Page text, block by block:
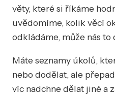
věty, které si říkáme
uvědomíme, kolik věcí
odkládáme, může nás to
Máte seznamy úkolů,
nebo dodělat, ale
víc nadchne dělat jiné a